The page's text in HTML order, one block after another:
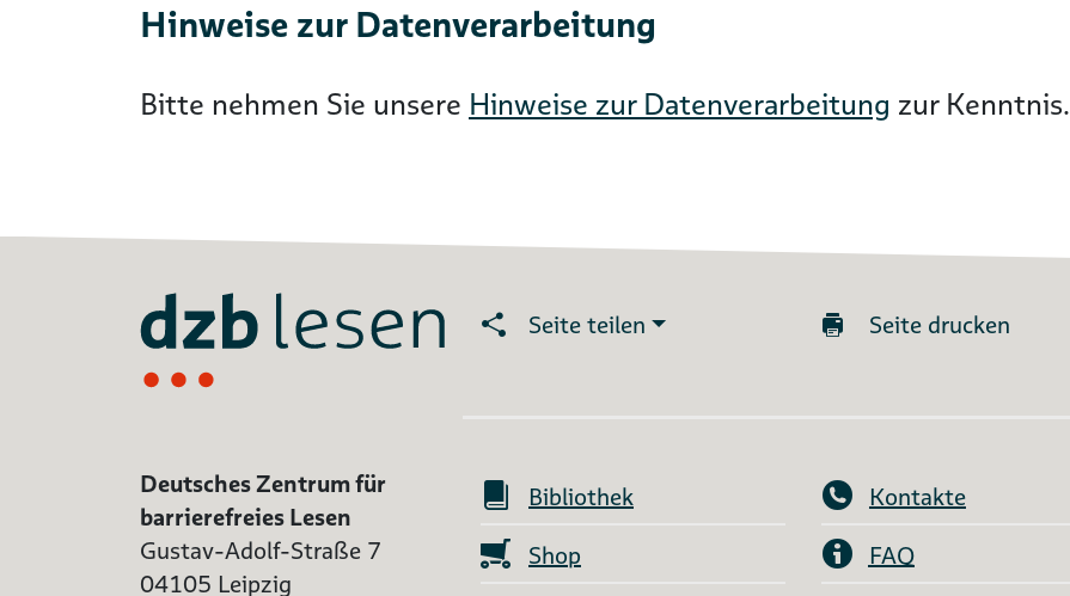
Hinweise zur Datenverarbeitung
Bitte nehmen Sie unsere Hinweise zur Datenverarbeitung zur Kenntnis.
Seite teilen Seite drucken
Deutsches Zentrum für
barrierefreies Lesen
Gustav-Adolf-Straße 7
04105 Leipzig
Bibliothek Kontakte
Shop
FAQ